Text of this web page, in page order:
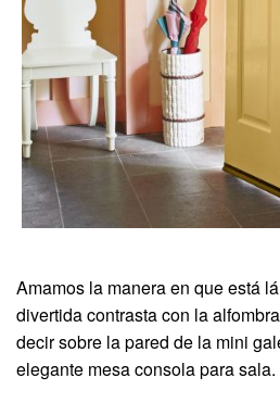
Amamos la manera en que está
divertida contrasta con la
decir sobre la pared de la mini
elegante mesa consola para sala.